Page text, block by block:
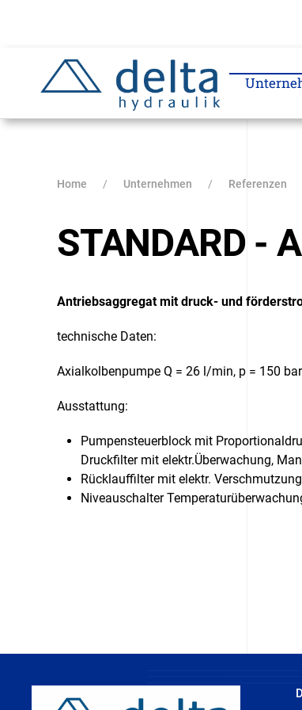
Hauptinhalt
springen
Home Unternehmen Referenzen
STANDARD -
Antriebsaggregat mit druck- und
technische Daten:
Axialkolbenpumpe Q = 26 l/min, p = 150
Ausstattung:
Pumpensteuerblock mit
Druckfilter mit elektr.Überwachung,
Rücklauffilter mit elektr.
Niveauschalter